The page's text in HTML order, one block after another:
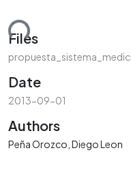
Files
Date
2013-09-01
Authors
Peña Orozco, Diego Leon